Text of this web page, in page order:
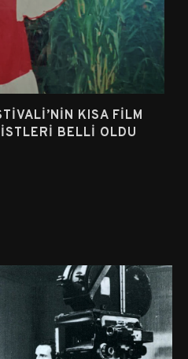
KISA FILM
BELLI OLDU